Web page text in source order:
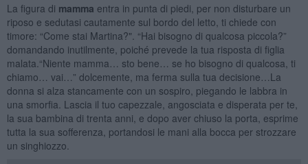
La figura di mamma entra in punta di piedi, per non disturbare un
riposo e sedutasi cautamente sul bordo del letto, ti chiede con
timore: “Come stai Martina?". “Hai bisogno di qualcosa piccola?”
domandando inutilmente, poiché prevede la tua risposta di figlia
malata.“Niente mamma… sto bene… se ho bisogno di qualcosa, ti
chiamo… vai…” dolcemente, ma ferma sulla tua decisione…La
donna si alza stancamente con un sospiro, piegando le labbra in
una smorfia. Lascia il tuo capezzale, angosciata e disperata per te,
la sua bambina di trenta anni, e dopo aver chiuso la porta, esprime
tutta la sua sofferenza, portandosi le mani alla bocca per strozzare
un singhiozzo.